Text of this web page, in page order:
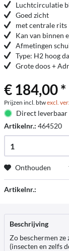
Luchtcirculatie
Goed zicht
met centrale rits
Kan van binnen
Afmetingen
Type: H2 hoog
Grote doos +
€ 184,00 *
Prijzen incl. btwexcl.
Direct leverbaar
Artikelnr.: 464520
Onthouden
Artikelnr.:
Beschrijving
Zo beschermen ze
(insecten en zelfs